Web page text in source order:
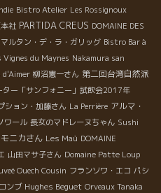
Bistro Atelier Les Rossignoux
社 PARTIDA CREUS DOMAINE DES
ルタン・デ・ラ・ガリッグ Bistro Bar à
Vignes du Maynes Nakamura san
d'Aimer 柳沼憲一さん 第二回台湾自然派
ター「サンフォニー」試飲会2017年
ション・加藤さん La Perrière アルマ・
ワール 長女のマドレーヌちゃん Sushi
モニカさん Les Maù DOMAINE
山田マサ子さん Domaine Patte Loup
Ouech Cousin フランソワ・エコ パシ
ンブ Hughes Beguet Orveaux Tanaka